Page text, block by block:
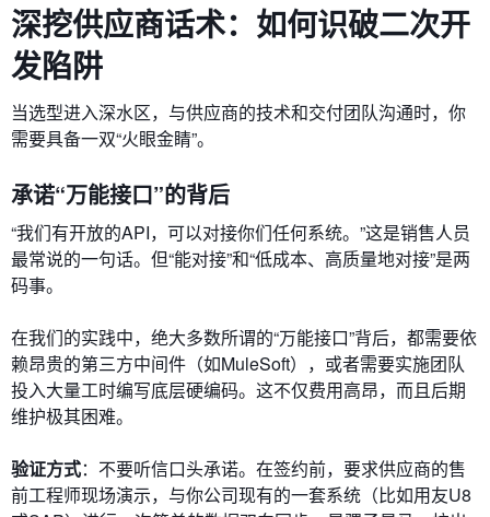
深挖供应商话术：如何识破二次开
发陷阱
当选型进入深水区，与供应商的技术和交付团队沟通时，你
需要具备一双“火眼金睛”。
承诺“万能接口”的背后
“我们有开放的API，可以对接你们任何系统。”这是销售人员
最常说的一句话。但“能对接”和“低成本、高质量地对接”是两
码事。
在我们的实践中，绝大多数所谓的“万能接口”背后，都需要依
赖昂贵的第三方中间件（如MuleSoft），或者需要实施团队
投入大量工时编写底层硬编码。这不仅费用高昂，而且后期
维护极其困难。
验证方式：不要听信口头承诺。在签约前，要求供应商的售
前工程师现场演示，与你公司现有的一套系统（比如用友U8